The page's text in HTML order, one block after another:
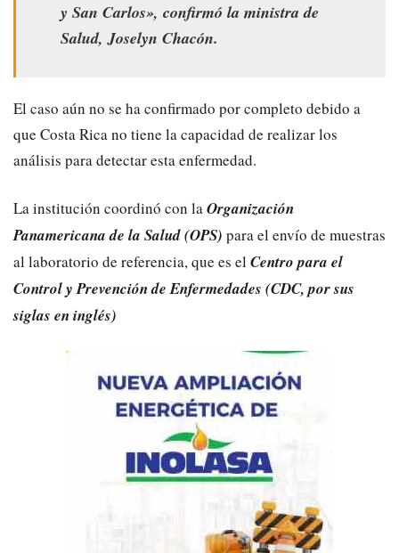
y San Carlos», confirmó la ministra de
Salud, Joselyn Chacón.
El caso aún no se ha confirmado por completo debido a
que Costa Rica no tiene la capacidad de realizar los
análisis para detectar esta enfermedad.
La institución coordinó con laOrganización
Panamericana de la Salud (OPS) para el envío de muestras
al laboratorio de referencia, que es el Centro para el
Control y Prevención de Enfermedades (CDC, por sus
siglas en inglés)